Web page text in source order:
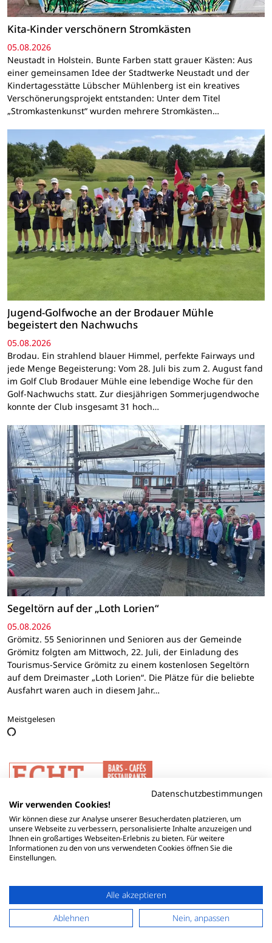
Kita-Kinder verschönern Stromkästen
05.08.2026
Neustadt in Holstein. Bunte Farben statt grauer Kästen: Aus
einer gemeinsamen Idee der Stadtwerke Neustadt und der
Kindertagesstätte Lübscher Mühlenberg ist ein kreatives
Verschönerungsprojekt entstanden: Unter dem Titel
„Stromkastenkunst“ wurden mehrere Stromkästen…
Jugend-Golfwoche an der Brodauer Mühle
begeistert den Nachwuchs
05.08.2026
Brodau. Ein strahlend blauer Himmel, perfekte Fairways und
jede Menge Begeisterung: Vom 28. Juli bis zum 2. August fand
im Golf Club Brodauer Mühle eine lebendige Woche für den
Golf-Nachwuchs statt. Zur diesjährigen Sommerjugendwoche
konnte der Club insgesamt 31 hoch…
Segeltörn auf der „Loth Lorien“
05.08.2026
Grömitz. 55 Seniorinnen und Senioren aus der Gemeinde
Grömitz folgten am Mittwoch, 22. Juli, der Einladung des
Tourismus-Service Grömitz zu einem kostenlosen Segeltörn
auf dem Dreimaster „Loth Lorien“. Die Plätze für die beliebte
Ausfahrt waren auch in diesem Jahr…
Meistgelesen
Datenschutzbestimmungen
Wir verwenden Cookies!
Wir können diese zur Analyse unserer Besucherdaten platzieren, um
unsere Webseite zu verbessern, personalisierte Inhalte anzuzeigen und
Ihnen ein großartiges Webseiten-Erlebnis zu bieten. Für weitere
Informationen zu den von uns verwendeten Cookies öffnen Sie die
Einstellungen.
Alle akzeptieren
Ablehnen
Nein, anpassen